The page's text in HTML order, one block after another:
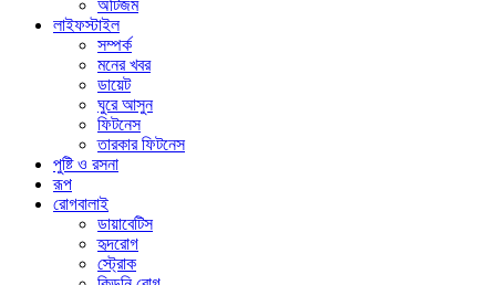
অটিজম
লাইফস্টাইল
সম্পর্ক
মনের খবর
ডায়েট
ঘুরে আসুন
ফিটনেস
তারকার ফিটনেস
পুষ্টি ও রসনা
রূপ
রোগবালাই
ডায়াবেটিস
হৃদরোগ
স্ট্রোক